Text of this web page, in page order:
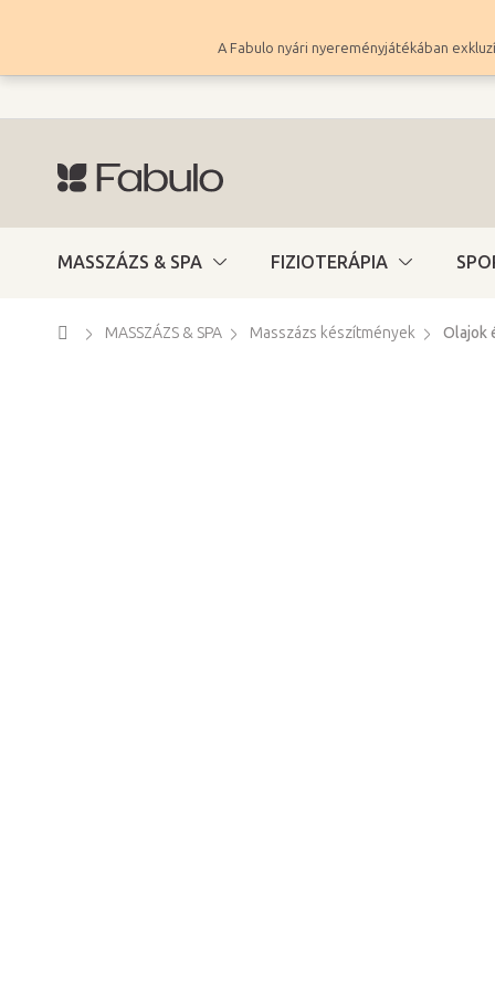
tartalomhoz
A Fabulo nyári nyereményjátékában
MASSZÁZS & SPA FIZIOTERÁPIA
Kezdőlap
MASSZÁZS & SPA Masszázs készítmények Olajok